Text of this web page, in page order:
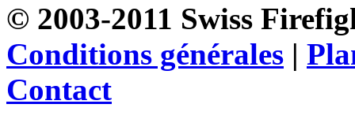
© 2003-2011 Swiss
Conditions générales |
Contact